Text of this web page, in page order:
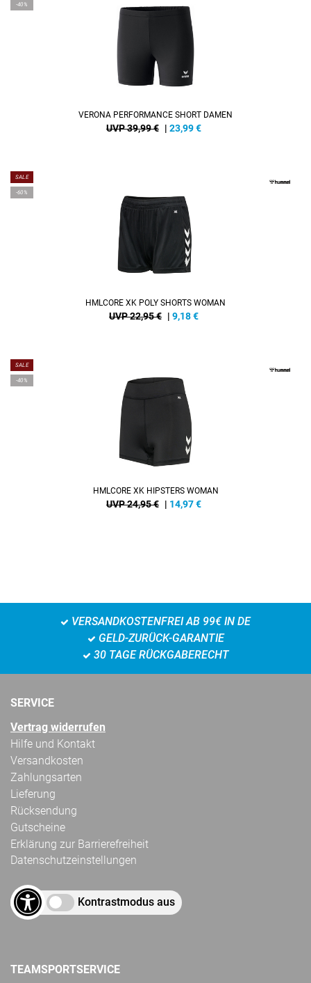
-40%
VERONA PERFORMANCE SHORT DAMEN
UVP 39,99 € | 23,99€
SALE
-60%
HMLCORE XK POLY SHORTS WOMAN
UVP 22,95 € | 9,18€
SALE
-40%
HMLCORE XK HIPSTERS WOMAN
UVP 24,95 € | 14,97€
VERSANDKOSTENFREI AB 99€ IN DE
GELD-ZURÜCK-GARANTIE
30 TAGE RÜCKGABERECHT
SERVICE
Vertrag widerrufen
Hilfe und Kontakt
Versandkosten
Zahlungsarten
Lieferung
Rücksendung
Gutscheine
Erklärung zur Barrierefreiheit
Datenschutzeinstellungen
Kontrastmodus aus
TEAMSPORTSERVICE